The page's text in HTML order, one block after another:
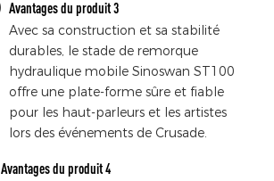
Avantages du produit 3
Avec sa construction et sa stabilité
durables, le stade de remorque
hydraulique mobile Sinoswan ST100
offre une plate-forme sûre et fiable
pour les haut-parleurs et les artistes
lors des événements de Crusade.
Avantages du produit 4